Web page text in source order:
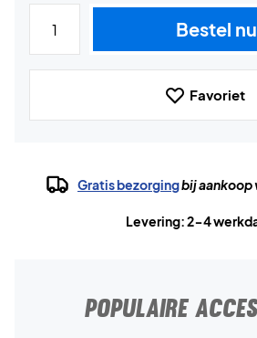
Bestel nu
Favoriet
Gratis bezorgingbij aankoop
Levering: 2-4
POPULAIRE